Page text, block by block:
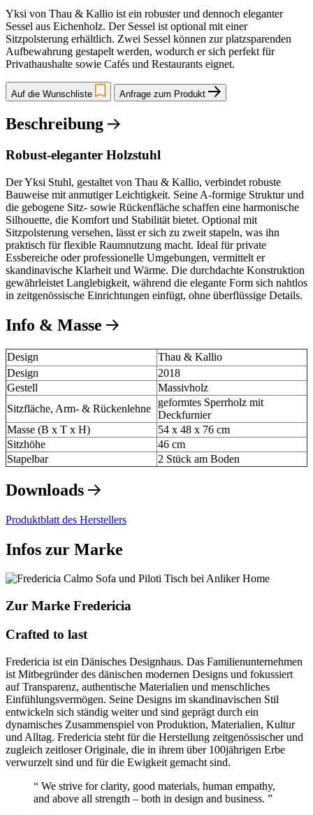
Yksi von Thau & Kallio ist ein robuster und dennoch eleganter
Sessel aus Eichenholz. Der Sessel ist optional mit einer
Sitzpolsterung erhältlich. Zwei Sessel können zur platzsparenden
Aufbewahrung gestapelt werden, wodurch er sich perfekt für
Privathaushalte sowie Cafés und Restaurants eignet.
Auf die Wunschliste Anfrage zum Produkt
Beschreibung
Robust-eleganter Holzstuhl
Der Yksi Stuhl, gestaltet von Thau & Kallio, verbindet robuste
Bauweise mit anmutiger Leichtigkeit. Seine A-formige Struktur und
die gebogene Sitz- sowie Rückenfläche schaffen eine harmonische
Silhouette, die Komfort und Stabilität bietet. Optional mit
Sitzpolsterung versehen, lässt er sich zu zweit stapeln, was ihn
praktisch für flexible Raumnutzung macht. Ideal für private
Essbereiche oder professionelle Umgebungen, vermittelt er
skandinavische Klarheit und Wärme. Die durchdachte Konstruktion
gewährleistet Langlebigkeit, während die elegante Form sich nahtlos
in zeitgenössische Einrichtungen einfügt, ohne überflüssige Details.
Info & Masse
Design
Thau & Kallio
Design
2018
Gestell
Massivholz
Sitzfläche, Arm- & Rückenlehne
geformtes Sperrholz mit
Deckfurnier
Masse (B x T x H)
54 x 48 x 76 cm
Sitzhöhe
46 cm
Stapelbar
2 Stück am Boden
Downloads
Produktblatt des Herstellers
Infos zur Marke
Zur Marke Fredericia
Crafted to last
Fredericia ist ein Dänisches Designhaus. Das Familienunternehmen
ist Mitbegründer des dänischen modernen Designs und fokussiert
auf Transparenz, authentische Materialien und menschliches
Einfühlungsvermögen. Seine Designs im skandinavischen Stil
entwickeln sich ständig weiter und sind geprägt durch ein
dynamisches Zusammenspiel von Produktion, Materialien, Kultur
und Alltag. Fredericia steht für die Herstellung zeitgenössischer und
zugleich zeitloser Originale, die in ihrem über 100jährigen Erbe
verwurzelt sind und für die Ewigkeit gemacht sind.
“ We strive for clarity, good materials, human empathy,
and above all strength – both in design and business. ”